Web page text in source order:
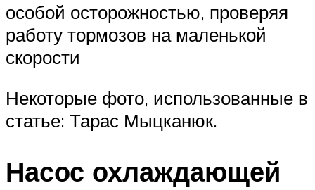
особой осторожностью, проверяя
работу тормозов на маленькой
скорости
Некоторые фото, использованные в
статье: Тарас Мыцканюк.
Насос охлаждающей